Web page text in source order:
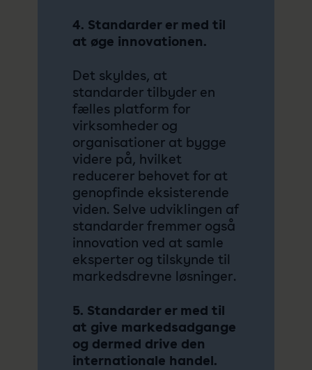
4. Standarder er med til
at øge innovationen.
Det skyldes, at
standarder tilbyder en
fælles platform for
virksomheder og
organisationer at bygge
videre på, hvilket
reducerer behovet for at
genopfinde eksisterende
viden. Selve udviklingen af
standarder fremmer også
innovation ved at samle
eksperter og tilskynde til
markedsdrevne løsninger.
5. Standarder er med til
at give markedsadgange
og dermed drive den
internationale handel.